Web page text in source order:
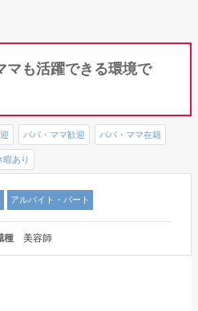
マも活躍できる環境で
パパ・ママ歓迎 パパ・ママ在籍
暇あり
アルバイト・パート
種 美容師